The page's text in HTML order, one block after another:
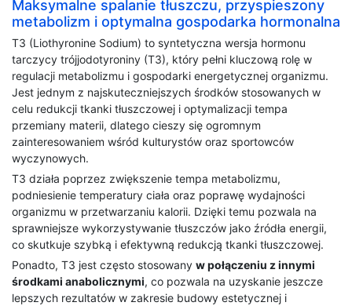
Maksymalne spalanie tłuszczu, przyspieszony
metabolizm i optymalna gospodarka hormonalna
T3 (Liothyronine Sodium) to syntetyczna wersja hormonu
tarczycy trójjodotyroniny (T3), który pełni kluczową rolę w
regulacji metabolizmu i gospodarki energetycznej organizmu.
Jest jednym z najskuteczniejszych środków stosowanych w
celu redukcji tkanki tłuszczowej i optymalizacji tempa
przemiany materii, dlatego cieszy się ogromnym
zainteresowaniem wśród kulturystów oraz sportowców
wyczynowych.
T3 działa poprzez zwiększenie tempa metabolizmu,
podniesienie temperatury ciała oraz poprawę wydajności
organizmu w przetwarzaniu kalorii. Dzięki temu pozwala na
sprawniejsze wykorzystywanie tłuszczów jako źródła energii,
co skutkuje szybką i efektywną redukcją tkanki tłuszczowej.
Ponadto, T3 jest często stosowany w połączeniu z innymi
środkami anabolicznymi, co pozwala na uzyskanie jeszcze
lepszych rezultatów w zakresie budowy estetycznej i